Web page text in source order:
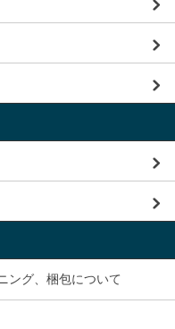
ング、梱包について